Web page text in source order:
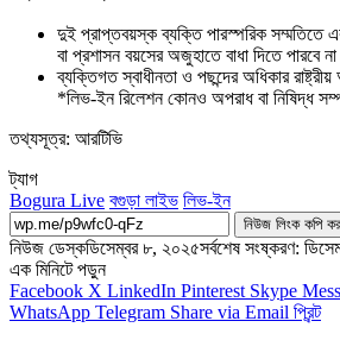
দুই প্রাপ্তবয়স্ক ব্যক্তি পারস্পরিক সম্মতিতে
বা প্রশাসন বয়সের অজুহাতে বাধা দিতে পারবে
ব্যক্তিগত স্বাধীনতা ও পছন্দের অধিকার
*লিভ-ইন রিলেশন কোনও অপরাধ বা নিষিদ্ধ
তথ্যসূত্র: আরটিভি
ট্যাগ
Bogura Live বগুড়া লাইভ লিভ-ইন
নিউজ লিংক কপি
নিউজ ডেস্কডিসেম্বর ৮, ২০২৫সর্বশেষ সংষ্করণ:
এক মিনিটে পড়ুন
Facebook X LinkedIn Pinterest Skype
WhatsApp Telegram Share via Email প্রিন্ট